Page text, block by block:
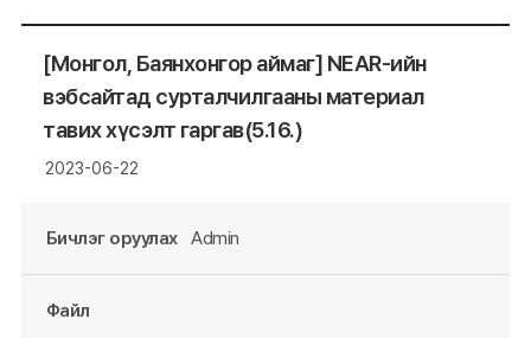
[Монгол, Баянхонгор аймаг] NEAR-ийн
вэбсайтад сурталчилгааны материал
тавих хүсэлт гаргав(5.16.)
2023-06-22
Бичлэг оруулах Admin
Файл